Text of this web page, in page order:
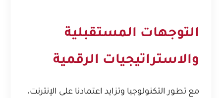
التوجهات المستقبلية
والاستراتيجيات الرقمية
مع تطور التكنولوجيا وتزايد اعتمادنا على الإنترنت،